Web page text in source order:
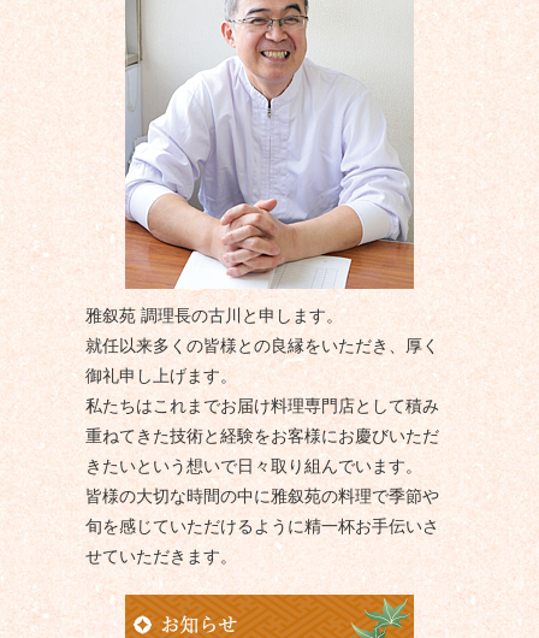
雅叙苑 調理長の古川と申します。
就任以来多くの皆様との良縁をいただき、厚く
御礼申し上げます。
私たちはこれまでお届け料理専門店として積み
重ねてきた技術と経験をお客様にお慶びいただ
きたいという想いで日々取り組んでいます。
皆様の大切な時間の中に雅叙苑の料理で季節や
旬を感じていただけるように精一杯お手伝いさ
せていただきます。